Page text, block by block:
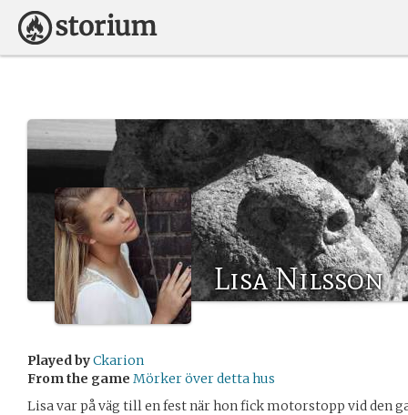
Lisa Nilsson
Played byCkarion
From the game Mörker över detta hus
Lisa var på väg till en fest när hon fick motorstopp vid den